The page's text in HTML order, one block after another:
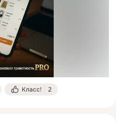
Класс! 2